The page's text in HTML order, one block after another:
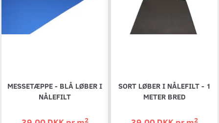
MESSETÆPPE - BLÅ LØBER I
NÅLEFILT
2
SORT LØBER I NÅLEFILT - 1
METER BRED
2